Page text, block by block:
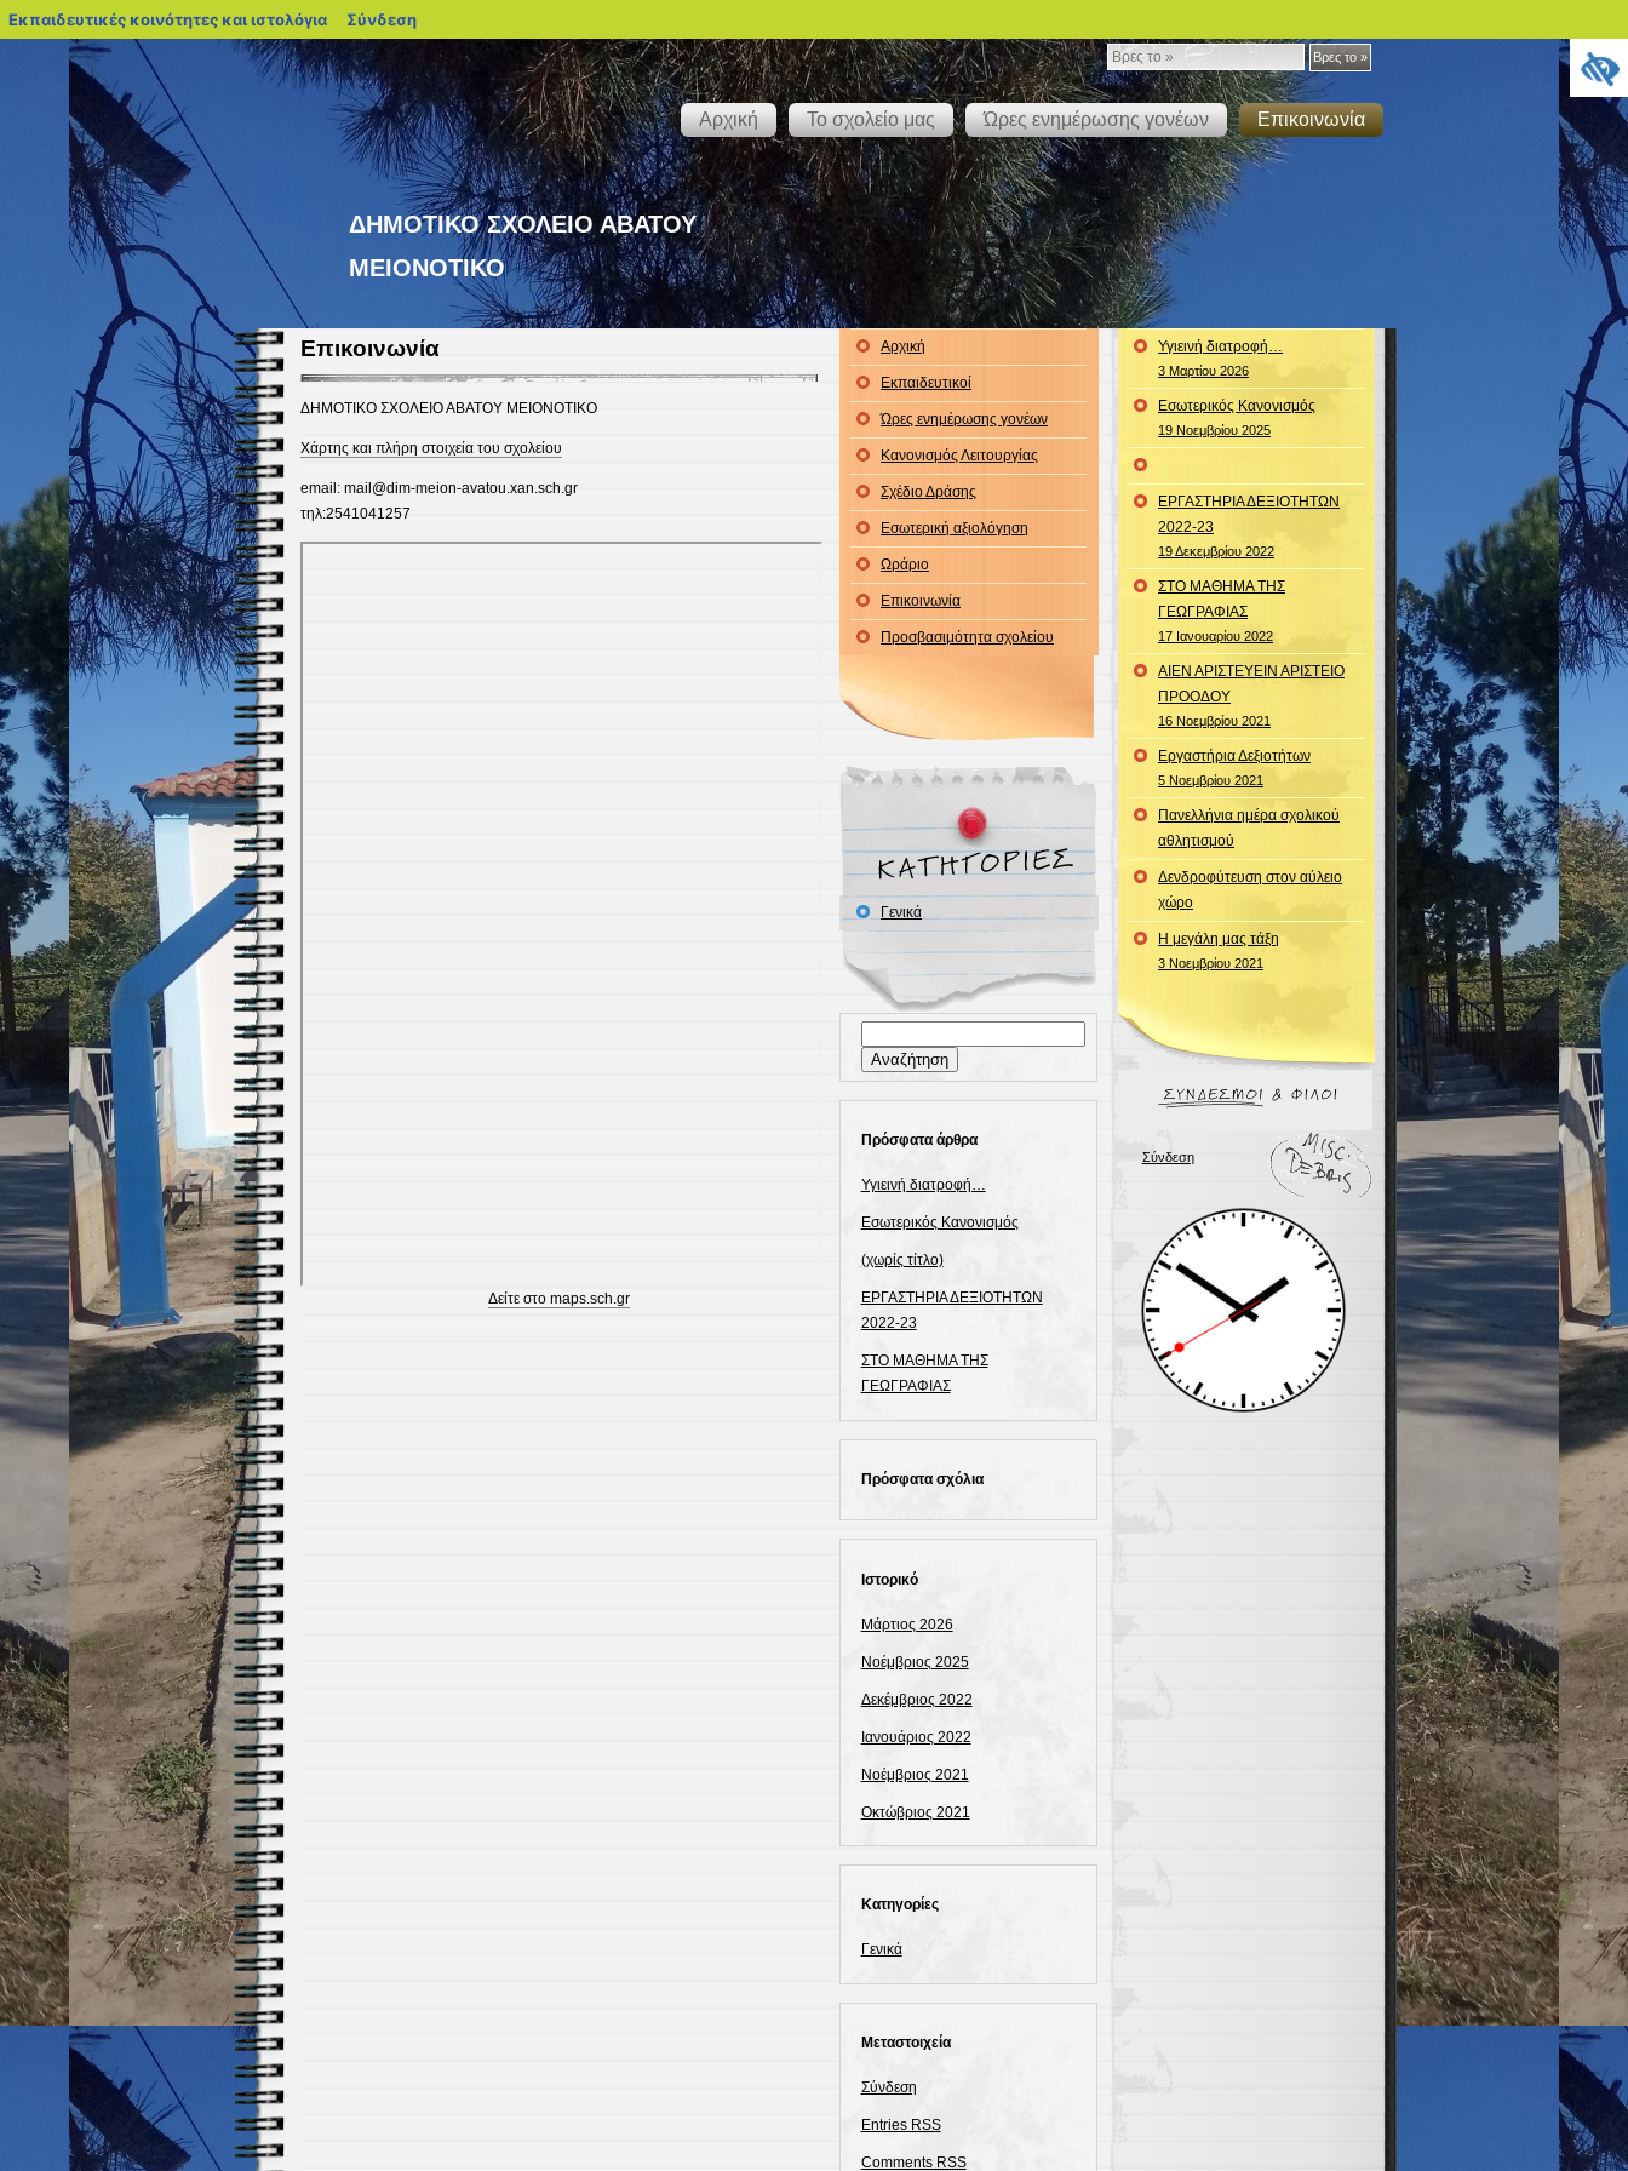
Βρες
το
»
Βρες το »
Αρχική Το σχολείο μας Ώρες ενημέρωσης γονέων Επικοινωνία
ΔΗΜΟΤΙΚΟ ΣΧΟΛΕΙΟ ΑΒΑΤΟΥ
ΜΕΙΟΝΟΤΙΚΟ
Επικοινωνία
ΔΗΜΟΤΙΚΟ ΣΧΟΛΕΙΟ ΑΒΑΤΟΥ ΜΕΙΟΝΟΤΙΚΟ
Χάρτης και πλήρη στοιχεία του σχολείου
email: mail@dim-meion-avatou.xan.sch.gr
τηλ:2541041257
Δείτε στο maps.sch.gr
Αρχική
Εκπαιδευτικοί
Ώρες ενημέρωσης γονέων
Κανονισμός Λειτουργίας
Σχέδιο Δράσης
Εσωτερική αξιολόγηση
Ωράριο
Επικοινωνία
Προσβασιμότητα σχολείου
Γενικά
για:
Πρόσφατα άρθρα
Υγιεινή διατροφή…
Εσωτερικός Κανονισμός
(χωρίς τίτλο)
ΕΡΓΑΣΤΗΡΙΑ ΔΕΞΙΟΤΗΤΩΝ
2022-23
ΣΤΟ ΜΑΘΗΜΑ ΤΗΣ
ΓΕΩΓΡΑΦΙΑΣ
Πρόσφατα σχόλια
Ιστορικό
Μάρτιος 2026
Νοέμβριος 2025
Δεκέμβριος 2022
Ιανουάριος 2022
Νοέμβριος 2021
Οκτώβριος 2021
Kατηγορίες
Γενικά
Μεταστοιχεία
Σύνδεση
Entries RSS
Comments RSS
Υγιεινή διατροφή…
3 Μαρτίου 2026
Εσωτερικός Κανονισμός
19 Νοεμβρίου 2025
ΕΡΓΑΣΤΗΡΙΑ ΔΕΞΙΟΤΗΤΩΝ
2022-23
19 Δεκεμβρίου 2022
ΣΤΟ ΜΑΘΗΜΑ ΤΗΣ
ΓΕΩΓΡΑΦΙΑΣ
17 Ιανουαρίου 2022
ΑΙΕΝ ΑΡΙΣΤΕΥΕΙΝ ΑΡΙΣΤΕΙΟ
ΠΡΟΟΔΟΥ
16 Νοεμβρίου 2021
Εργαστήρια Δεξιοτήτων
5 Νοεμβρίου 2021
Πανελλήνια ημέρα σχολικού
αθλητισμού
Δενδροφύτευση στον αύλειο
χώρο
Η μεγάλη μας τάξη
3 Νοεμβρίου 2021
Σύνδεση
Εκπαιδευτικές κοινότητες και ιστολόγια blogs.sch.gr
Σύνδεση